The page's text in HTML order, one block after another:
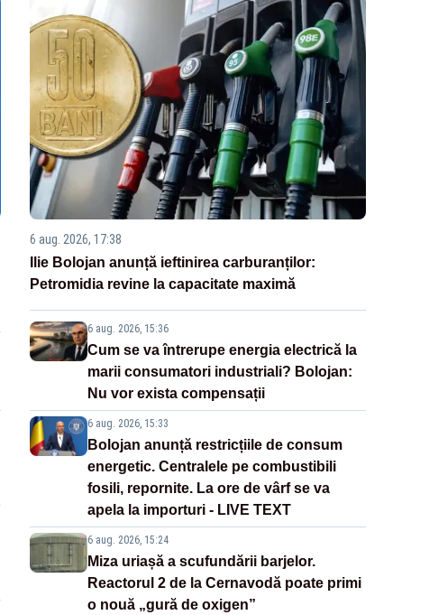
6 aug. 2026, 17:38
Ilie Bolojan anunță ieftinirea carburanților:
Petromidia revine la capacitate maximă
6 aug. 2026, 15:36
Cum se va întrerupe energia electrică la
marii consumatori industriali? Bolojan:
Nu vor exista compensații
6 aug. 2026, 15:33
Bolojan anunță restricțiile de consum
energetic. Centralele pe combustibili
fosili, repornite. La ore de vârf se va
apela la importuri - LIVE TEXT
6 aug. 2026, 15:24
Miza uriașă a scufundării barjelor.
Reactorul 2 de la Cernavodă poate primi
o nouă „gură de oxigen”